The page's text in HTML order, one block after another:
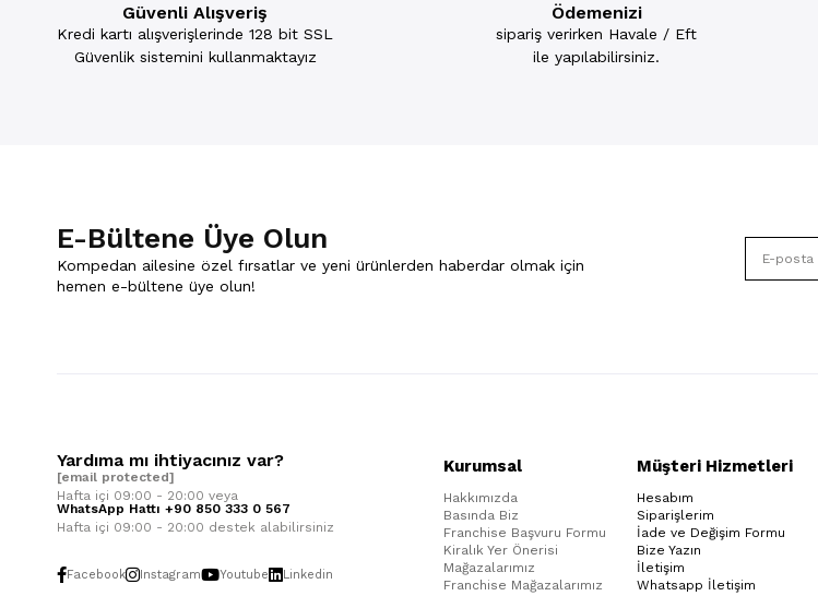
Güvenli Alışveriş
Kredi kartı alışverişlerinde 128 bit SSL
Güvenlik sistemini kullanmaktayız
Ödemenizi
sipariş verirken Havale / Eft
ile yapılabilirsiniz.
E-Bültene Üye Olun
Kompedan ailesine özel fırsatlar ve yeni ürünlerden haberdar olmak için
hemen e-bültene üye olun!
Yardıma mı ihtiyacınız var?
[email protected]
Hafta içi 09:00 - 20:00 veya
WhatsApp Hattı +90 850 333 0 567
Hafta içi 09:00 - 20:00 destek alabilirsiniz
Facebook Instagram Youtube Linkedin
Kurumsal
Hakkımızda
Basında Biz
Franchise Başvuru Formu
Kiralık Yer Önerisi
Mağazalarımız
Franchise Mağazalarımız
Müşteri Hizmetleri
Hesabım
Siparişlerim
İade ve Değişim Formu
Bize Yazın
İletişim
Whatsapp İletişim